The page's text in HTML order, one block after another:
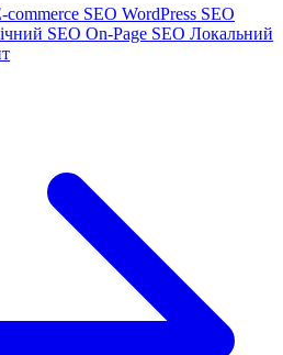
commerce SEO WordPress SEO
SEO On-Page SEO Локальний